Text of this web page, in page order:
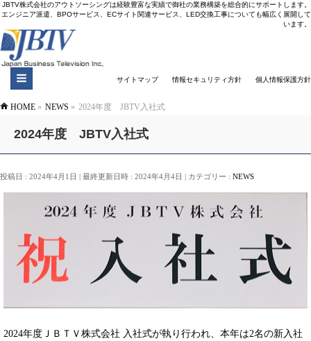
JBTV株式会社のアウトソーシングは経験豊富な実績で御社の業務構築を総合的にサポートします。
エンジニア派遣、BPOサービス、ECサイト関連サービス、LED交換工事についても幅広く展開して
います。
個人情報保護方針
情報セキュリティ方針
サイトマップ
HOME » NEWS » 2024年度 JBTV入社式
2024年度 JBTV入社式
投稿日 : 2024年4月1日 最終更新日時 : 2024年4月4日 カテゴリー : NEWS
2024年度ＪＢＴＶ株式会社 入社式が執り行われ、本年は2名の新入社